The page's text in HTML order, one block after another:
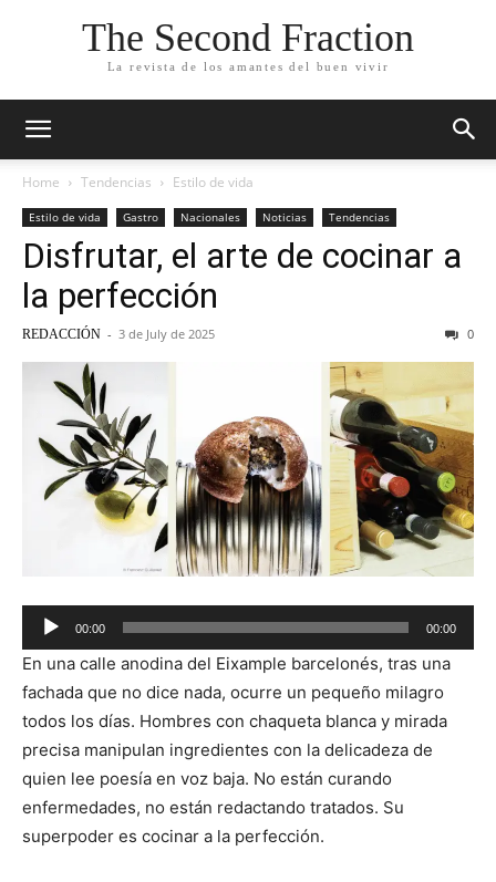
The Second Fraction
La revista de los amantes del buen vivir
Home Tendencias Estilo de vida
Estilo de vida Gastro Nacionales Noticias Tendencias
Disfrutar, el arte de cocinar a
la perfección
REDACCIÓN - 3 de July de 2025 0
Audio
Player
00:00 00:00
En una calle anodina del Eixample barcelonés, tras una
fachada que no dice nada, ocurre un pequeño milagro
todos los días. Hombres con chaqueta blanca y mirada
precisa manipulan ingredientes con la delicadeza de
quien lee poesía en voz baja. No están curando
enfermedades, no están redactando tratados. Su
superpoder es cocinar a la perfección.